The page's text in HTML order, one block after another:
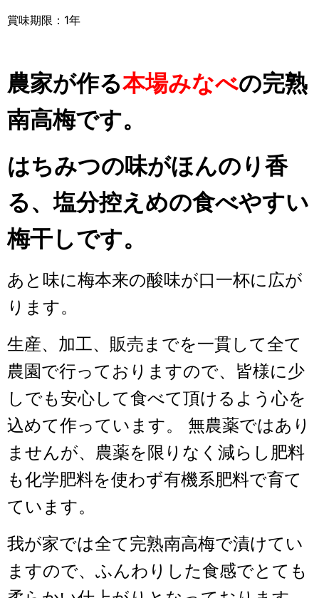
賞味期限：1年
農家が作る本場みなべの完熟
南高梅です。
はちみつの味がほんのり香
る、塩分控えめの食べやすい
梅干しです。
あと味に梅本来の酸味が口一杯に広が
ります。
生産、加工、販売までを一貫して全て
農園で行っておりますので、皆様に少
しでも安心して食べて頂けるよう心を
込めて作っています。 無農薬ではあり
ませんが、農薬を限りなく減らし肥料
も化学肥料を使わず有機系肥料で育て
ています。
我が家では全て完熟南高梅で漬けてい
ますので、ふんわりした食感でとても